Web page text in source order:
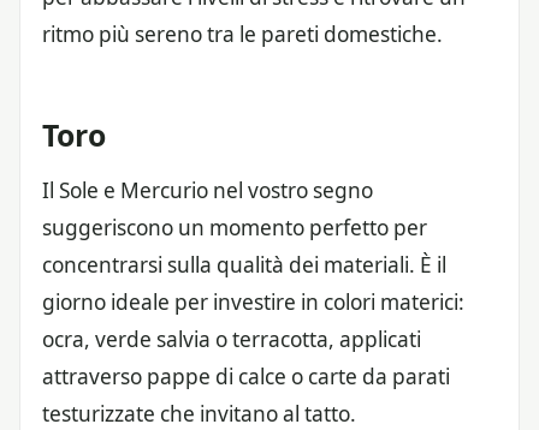
ritmo più sereno tra le pareti domestiche.
Toro
Il Sole e Mercurio nel vostro segno
suggeriscono un momento perfetto per
concentrarsi sulla qualità dei materiali. È il
giorno ideale per investire in colori materici:
ocra, verde salvia o terracotta, applicati
attraverso pappe di calce o carte da parati
testurizzate che invitano al tatto.